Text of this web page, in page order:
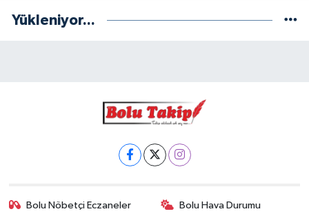
Yükleniyor...
Bolu Nöbetçi Eczaneler Bolu Hava Durumu